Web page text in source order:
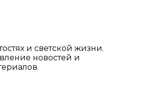
и светской жизни.
новостей и